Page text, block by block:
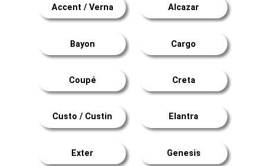
Accent / Verna Alcazar
Bayon Cargo
Coupé Creta
Custo / Custin Elantra
Exter Genesis